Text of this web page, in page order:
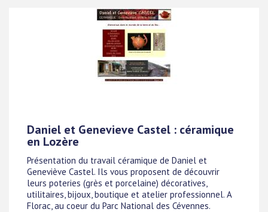
Daniel et Genevieve Castel : céramique
en Lozère
Présentation du travail céramique de Daniel et
Geneviève Castel. Ils vous proposent de découvrir
leurs poteries (grès et porcelaine) décoratives,
utilitaires, bijoux, boutique et atelier professionnel. A
Florac, au coeur du Parc National des Cévennes.